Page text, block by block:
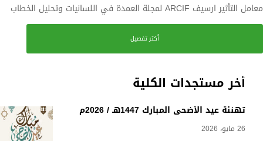
أخر مستجدات الكلية
تهنئة عيد الأضحى المبارك 1447هـ / 2026م
26 مايو، 2026
معامل التأثير ارسيف ARCIF لمجلة العمدة في اللسانيات وتحليل الخطاب
أكثر تفصيل